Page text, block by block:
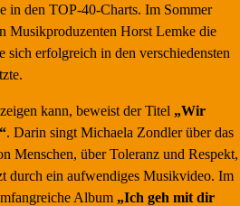
in den TOP-40-Charts. Im Sommer
Musikproduzenten Horst Lemke die
sich erfolgreich in den verschiedensten
kann, beweist der Titel „Wir
. Darin singt Michaela Zondler über das
Menschen, über Toleranz und Respekt,
durch ein aufwendiges Musikvideo. Im
Album „Ich geh mit dir